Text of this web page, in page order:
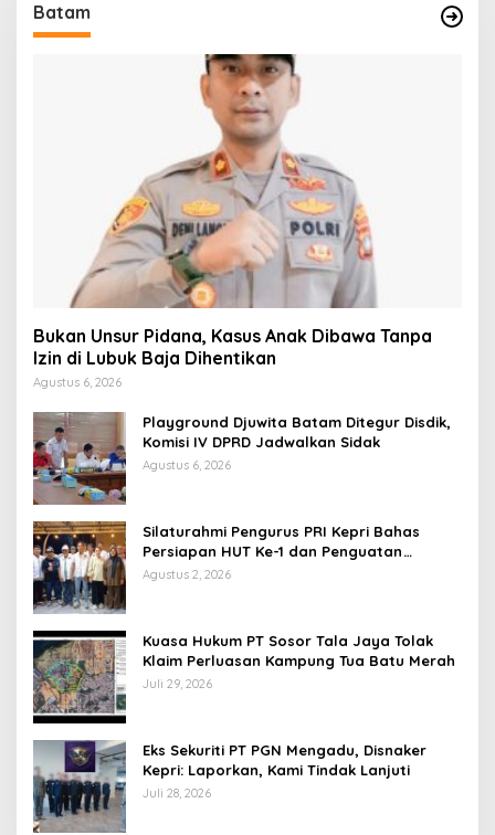
Batam
Bukan Unsur Pidana, Kasus Anak Dibawa Tanpa
Izin di Lubuk Baja Dihentikan
Agustus 6, 2026
Playground Djuwita Batam Ditegur Disdik,
Komisi IV DPRD Jadwalkan Sidak
Agustus 6, 2026
Silaturahmi Pengurus PRI Kepri Bahas
Persiapan HUT Ke-1 dan Penguatan
Konsolidasi Partai
Agustus 2, 2026
Kuasa Hukum PT Sosor Tala Jaya Tolak
Klaim Perluasan Kampung Tua Batu Merah
Juli 29, 2026
Eks Sekuriti PT PGN Mengadu, Disnaker
Kepri: Laporkan, Kami Tindak Lanjuti
Juli 28, 2026